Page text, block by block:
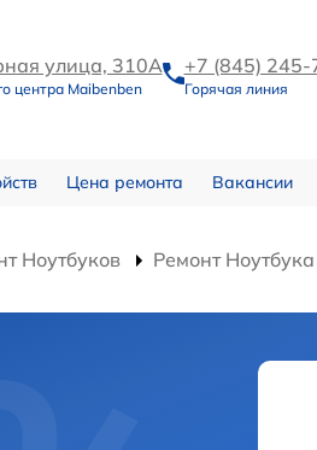
улица, 310А
центра Maibenben
+7 (845)
Горячая линия
Цена ремонта Вакансии
Ноутбуков Ремонт